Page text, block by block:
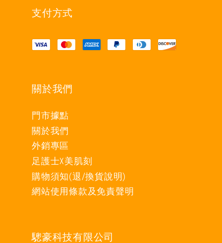
支付方式
關於我們
門市據點
關於我們
外銷專區
足護士X美肌刻
購物須知(退/換貨說明)
網站使用條款及免責聲明
驄豪科技有限公司